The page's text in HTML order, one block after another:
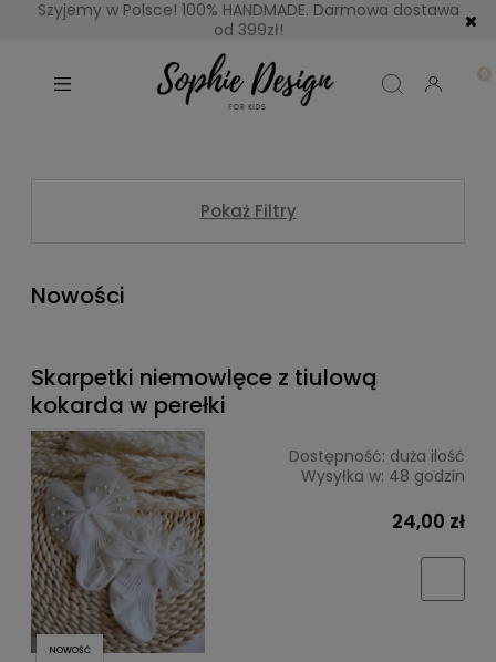
Szyjemy w Polsce! 100% HANDMADE. Darmowa dostawa
od 399zł!
Pokaż Filtry
Nowości
Skarpetki niemowlęce z tiulową
kokarda w perełki
Dostępność: duża ilość
Wysyłka w: 48 godzin
24,00 zł
NOWOŚĆ